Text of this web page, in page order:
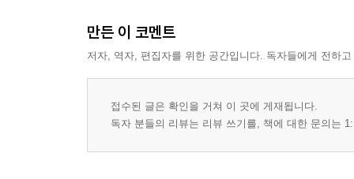
만든 이 코멘트
저자, 역자, 편집자를 위한 공간입니다. 독자들에게 전하
접수된 글은 확인을 거쳐 이 곳에 게재됩니다.
독자 분들의 리뷰는 리뷰 쓰기를, 책에 대한 문의는